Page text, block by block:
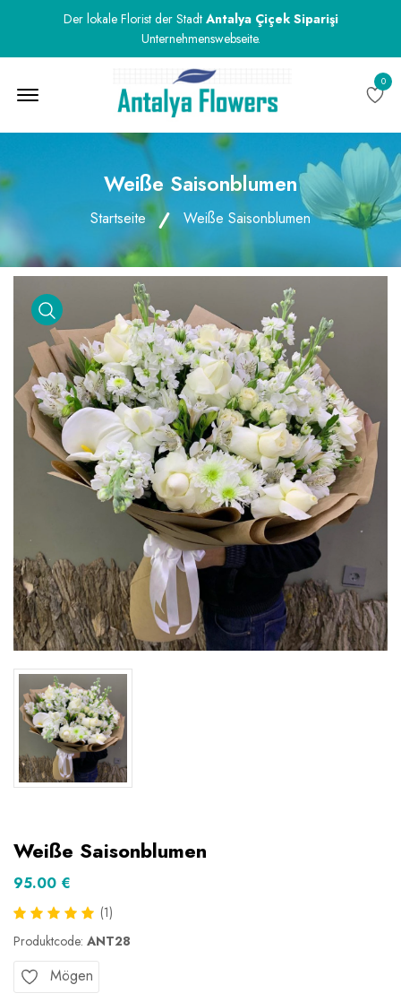
Der lokale Florist der Stadt Antalya Çiçek Siparişi
Unternehmenswebseite.
0
Weiße Saisonblumen
Startseite Weiße Saisonblumen
Weiße Saisonblumen
95.00 €
(1)
Produktcode: ANT28
Mögen